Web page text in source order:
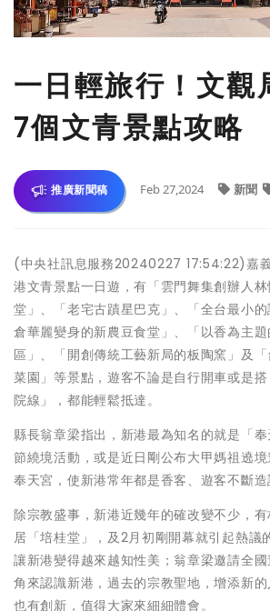
一日輕旅行！文觀
7個文青景點攻略
推廣新聞稿 Feb 27,2024 新聞
(中央社訊息服務20240227 17:54:22)嘉
港文青景點一日遊，有「雲門舞集創辦人
堂」、「老宅古蹟星巴克」、「全台最小
倉華麗變身的新農豆食堂」、「以香為主
區」、「開創傳統工藝新局的板陶窯」及
菜園」等景點，遊客不論是自行開車或是
院線」，都能輕鬆抵達。
縣長翁章梁指出，新港最為知名的就是「
節繞境活動，或是近日剛公布大甲媽祖遶
奉天宮，使新港常年都是香客、遊客不斷造
除宗教盛事，新港近幾年的確改變不少，
居「培桂堂」，及2月初剛開幕就引起熱議
讓新港變得越來越知性美；翁章梁邀請全
角來認識新港，過去的宗教聖地，增添新
也有創新，值得大家來細細體會。